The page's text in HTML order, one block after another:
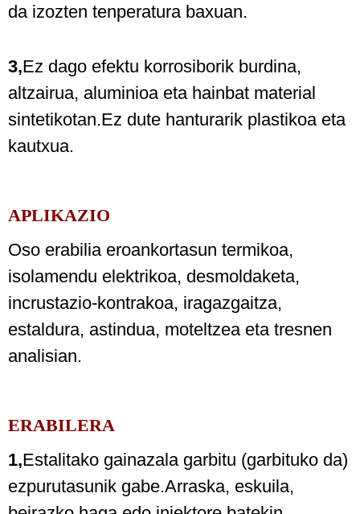
da izozten tenperatura baxuan.
3,Ez dago efektu korrosiborik burdina,
altzairua, aluminioa eta hainbat material
sintetikotan.Ez dute hanturarik plastikoa eta
kautxua.
APLIKAZIO
Oso erabilia eroankortasun termikoa,
isolamendu elektrikoa, desmoldaketa,
incrustazio-kontrakoa, iragazgaitza,
estaldura, astindua, moteltzea eta tresnen
analisian.
ERABILERA
1,Estalitako gainazala garbitu (garbituko da)
ezpurutasunik gabe.Arraska, eskuila,